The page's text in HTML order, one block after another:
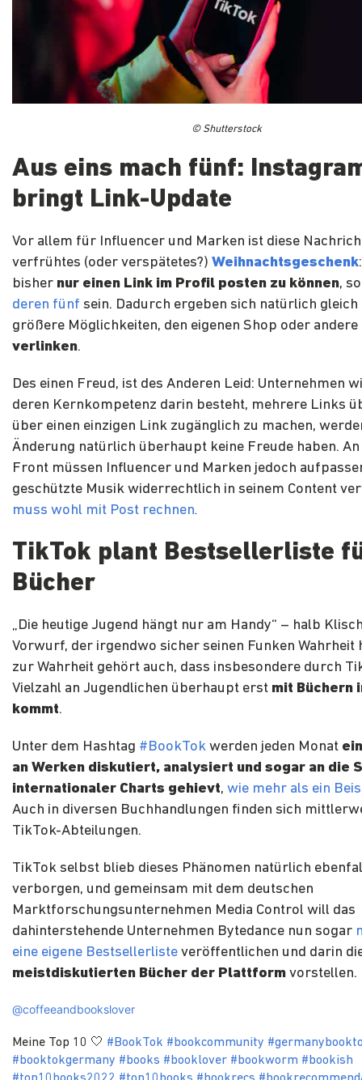
© Shutterstock
Aus eins mach fünf:
bringt Link-Update
Vor allem für Influencer und Marken ist diese
verfrühtes (oder verspätetes?) Weihnachtsgeschenk
bisher nur einen Link im Profil posten zu können,
deren fünf sein. Dadurch ergeben sich natürlich
größere Möglichkeiten, den eigenen Shop oder
verlinken.
Des einen Freud, ist des Anderen Leid: Unternehmen
deren Kernkompetenz darin besteht, mehrere Links
über einen einzigen Link zugänglich zu machen,
Änderung natürlich überhaupt keine Freude haben.
Front müssen Influencer und Marken jedoch
geschützte Musik widerrechtlich in seinem Content
muss wohl mit Post rechnen.
TikTok plant Bestsellerliste
Bücher
„Die heutige Jugend hängt nur am Handy“ – halb
Vorwurf, der irgendwo sicher seinen Funken Wahrheit
zur Wahrheit gehört auch, dass insbesondere durch
Vielzahl an Jugendlichen überhaupt erst mit Büchern
kommt.
Unter dem Hashtag #BookTok werden jeden Monat
an Werken diskutiert, analysiert und sogar an die
internationaler Charts gehievt, wie mehr als ein
Auch in diversen Buchhandlungen finden sich
TikTok-Abteilungen.
TikTok selbst blieb dieses Phänomen natürlich
verborgen, und gemeinsam mit dem deutschen
Marktforschungsunternehmen Media Control will das
dahinterstehende Unternehmen Bytedance nun sogar
eine eigene Bestsellerliste veröffentlichen und darin
meistdiskutierten Bücher der Plattform vorstellen.
@coffeeandbookslover
Meine Top 10 🤍 #BookTok #bookcommunity
#booktokgermany #books #booklover #bookworm #bookish